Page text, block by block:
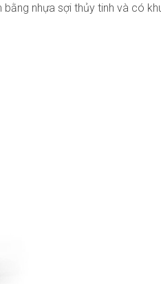
nhựa sợi thủy tinh và có